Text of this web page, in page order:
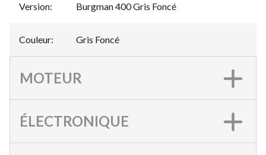
Version: Burgman 400 Gris Foncé
Couleur: Gris Foncé
MOTEUR
ÉLECTRONIQUE